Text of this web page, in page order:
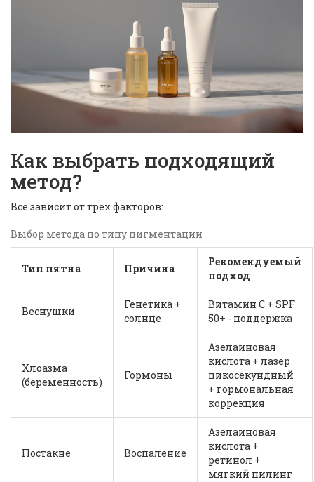
Как выбрать подходящий
метод?
Все зависит от трех факторов:
Выбор метода по типу пигментации
Тип пятна Причина
Рекомендуемый
подход
Веснушки
Генетика +
солнце
Витамин С + SPF
50+ - поддержка
Хлоазма
(беременность)
Гормоны
Азелаиновая
кислота + лазер
пикосекундный
+ гормональная
коррекция
Постакне Воспаление
Азелаиновая
кислота +
ретинол +
мягкий пилинг